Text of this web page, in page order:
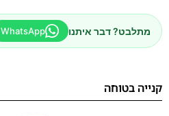
מתלבט? דבר איתנו WhatsApp
קנייה בטוחה